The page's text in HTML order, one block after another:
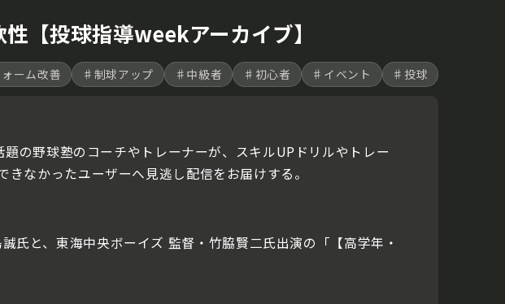
【投球指導weekアーカイブ】
ーム改善 ♯制球アップ ♯中級者 ♯初心者 ♯イベント ♯投球
の野球塾のコーチやトレーナーが、スキルUPドリルやトレー
なかったユーザーへ見逃し配信をお届けする。
と、東海中央ボーイズ 監督・竹脇賢二氏出演の「【高学年・